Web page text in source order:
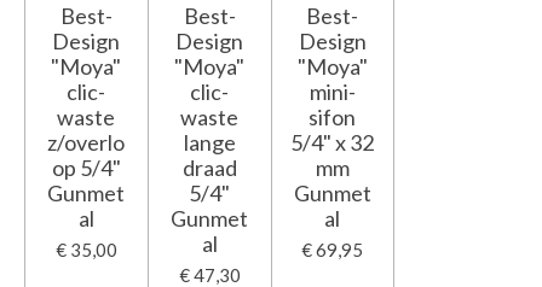
Best-
Design
"Moya"
clic-
waste
z/overlo
op 5/4"
Gunmet
al
€ 35,00
Best-
Design
"Moya"
clic-
waste
lange
draad
5/4"
Gunmet
al
€ 47,30
Best-
Design
"Moya"
mini-
sifon
5/4" x 32
mm
Gunmet
al
€ 69,95